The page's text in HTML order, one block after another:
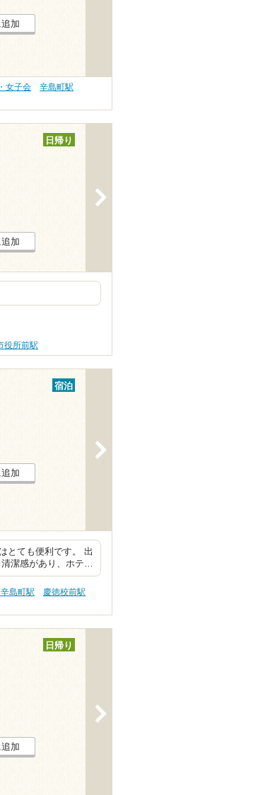
加
女子会
辛島町駅
日帰り
加
役所前駅
宿泊
加
とても便利です。 出
清潔感があり、ホテ…
島町駅
慶徳校前駅
日帰り
加